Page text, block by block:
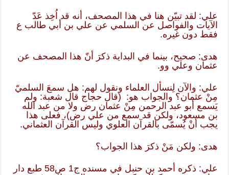
علي: لقد تبيّن هنا في هذا المصحف، أنه قد اُخِذ عَدّ
الآيات والفواصل عن السلمي عن علي بن أبي طالب ع
فقط دون غيره.
هدى: صحيح، بينما في البداية ذكرَ أنّ هذا المصحف عن
عثمان وعلي وو.
علي: والآن لِنسأل العلماء ونقول لهم: هل سمعَ السلميّ
مِنْ عثمان؟ والجواب هو: (قال حجاج قال شعبة: ولم
يَسمع أبو عبد الرحمن مِنْ عثمان رض ولا من عبد الله
بن مسعود، ولكن قد سمع من علي رض)، فعلى هذا
يجب أنْ يُسمّى بالقرآن العلوي وليس القرآن العثماني.
هدى: ولكن مَنْ ذكرَ هذا الجواب؟
علي: ذكره أحمد بن حنبل في مسنده ج1 ص58 طبع دار